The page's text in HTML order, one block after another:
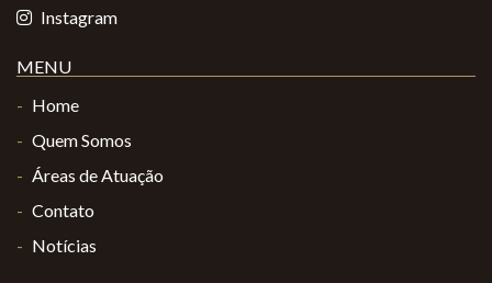
Instagram
MENU
Home
Quem Somos
Áreas de Atuação
Contato
Notícias